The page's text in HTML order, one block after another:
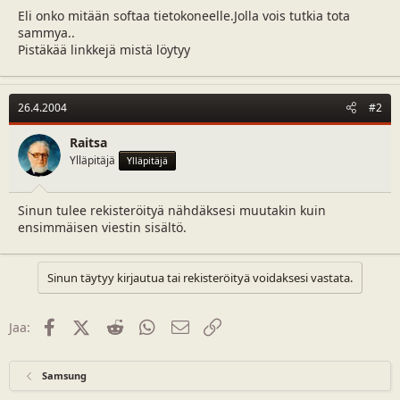
a
l
o
t
t
a
j
a
m
ä
ä
ä
Eli onko mitään softaa tietokoneelle.Jolla vois tutkia tota
sammya..
Pistäkää linkkejä mistä löytyy
26.4.2004 #2
Raitsa
Ylläpitäjä Ylläpitäjä
Sinun tulee rekisteröityä nähdäksesi muutakin kuin
ensimmäisen viestin sisältö.
Sinun täytyy kirjautua tai rekisteröityä voidaksesi vastata.
Jaa: FacebookX (Twitter)
Reddit WhatsAppSähköposti
Samsung